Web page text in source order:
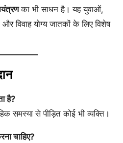
का भी साधन है। यह युवाओं,
और विवाह योग्य जातकों के लिए विशेष
है?
समस्या से पीड़ित कोई भी व्यक्ति।
चाहिए?